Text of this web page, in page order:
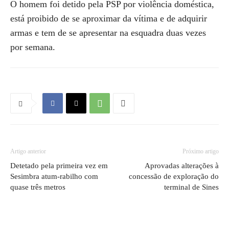
O homem foi detido pela PSP por violência doméstica,
está proibido de se aproximar da vítima e de adquirir
armas e tem de se apresentar na esquadra duas vezes
por semana.
Artigo anterior
Detetado pela primeira vez em
Sesimbra atum-rabilho com
quase três metros
Próximo artigo
Aprovadas alterações à
concessão de exploração do
terminal de Sines